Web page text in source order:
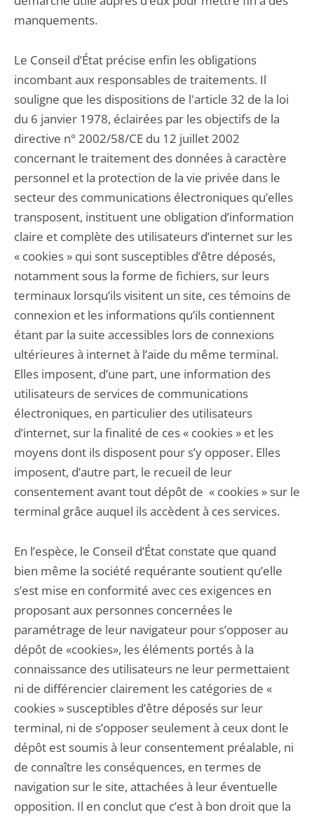
manquements.
Le Conseil d’État précise enfin les obligations
incombant aux responsables de traitements. Il
souligne que les dispositions de l'article 32 de la loi
du 6 janvier 1978, éclairées par les objectifs de la
directive n° 2002/58/CE du 12 juillet 2002
concernant le traitement des données à caractère
personnel et la protection de la vie privée dans le
secteur des communications électroniques qu’elles
transposent, instituent une obligation d’information
claire et complète des utilisateurs d’internet sur les
« cookies » qui sont susceptibles d’être déposés,
notamment sous la forme de fichiers, sur leurs
terminaux lorsqu’ils visitent un site, ces témoins de
connexion et les informations qu’ils contiennent
étant par la suite accessibles lors de connexions
ultérieures à internet à l’aide du même terminal.
Elles imposent, d’une part, une information des
utilisateurs de services de communications
électroniques, en particulier des utilisateurs
d’internet, sur la finalité de ces « cookies » et les
moyens dont ils disposent pour s’y opposer. Elles
imposent, d’autre part, le recueil de leur
consentement avant tout dépôt de « cookies » sur le
terminal grâce auquel ils accèdent à ces services.
En l’espèce, le Conseil d’État constate que quand
bien même la société requérante soutient qu’elle
s’est mise en conformité avec ces exigences en
proposant aux personnes concernées le
paramétrage de leur navigateur pour s’opposer au
dépôt de «cookies», les éléments portés à la
connaissance des utilisateurs ne leur permettaient
ni de différencier clairement les catégories de «
cookies » susceptibles d’être déposés sur leur
terminal, ni de s’opposer seulement à ceux dont le
dépôt est soumis à leur consentement préalable, ni
de connaître les conséquences, en termes de
navigation sur le site, attachées à leur éventuelle
opposition. Il en conclut que c’est à bon droit que la